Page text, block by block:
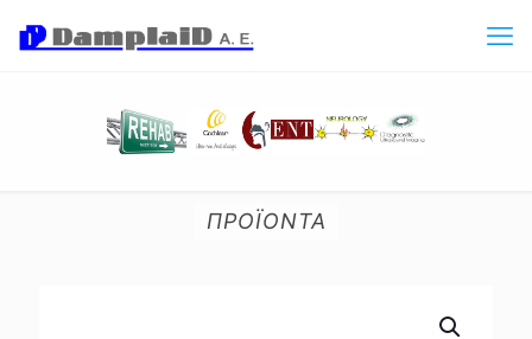
ΠΡΟΪΟΝΤΑ